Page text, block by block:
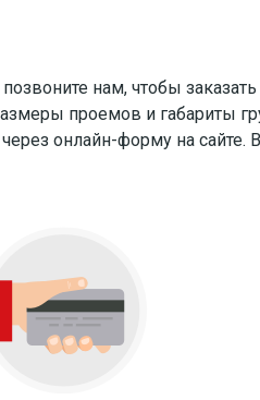
нам, чтобы
проемов и
онлайн-форму на сайте.